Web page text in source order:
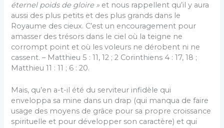
éternel poids de gloire » et nous rappellent qu’il y aura
aussi des plus petits et des plus grands dans le
Royaume des cieux. C’est un encouragement pour
amasser des trésors dans le ciel où la teigne ne
corrompt point et où les voleurs ne dérobent ni ne
cassent. – Matthieu 5 : 11, 12 ; 2 Corinthiens 4 : 17, 18 ;
Matthieu 11 : 11 ; 6 : 20.
Mais, qu’en a-t-il été du serviteur infidèle qui
enveloppa sa mine dans un drap (qui manqua de faire
usage des moyens de grâce pour sa propre croissance
spirituelle et pour développer son caractère) et qui